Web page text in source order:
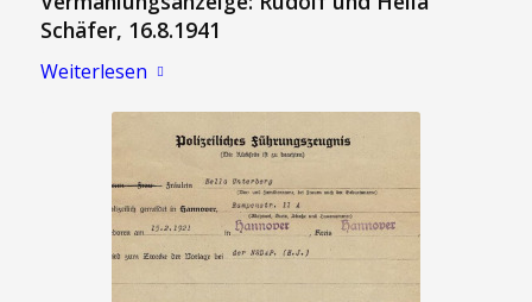
Schäfer, 16.8.1941
Weiterlesen